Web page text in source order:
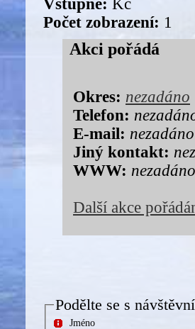
Vstupné: Kč
Počet zobrazení: 1
Akci pořádá
Okres: nezadáno
Telefon:
E-mail: nezadáno
Jiný kontakt:
WWW: nezadáno
Další akce
Podělte se s
Jméno